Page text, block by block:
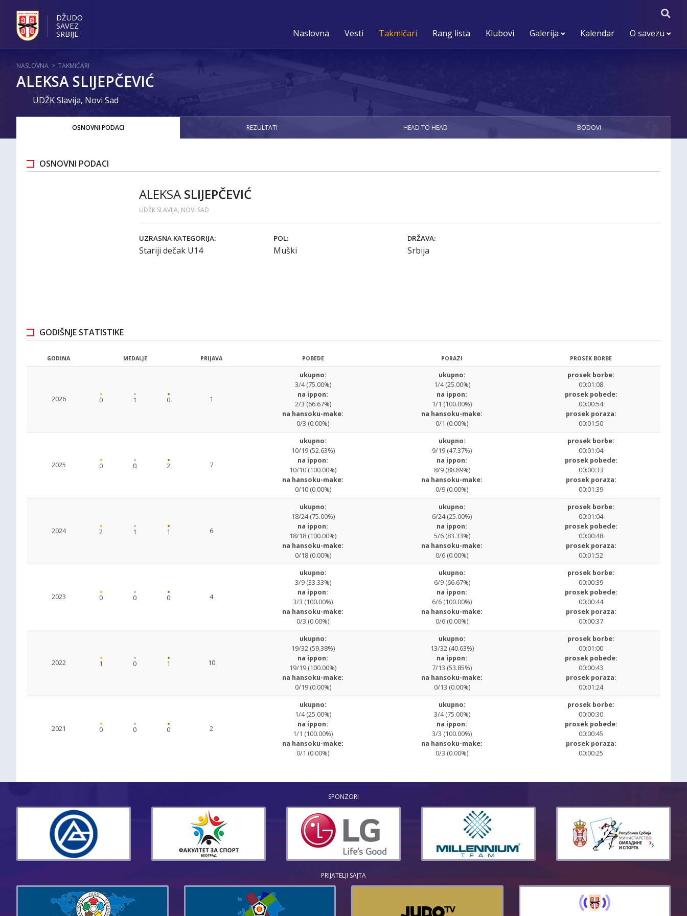
DŽUDO
SAVEZ
SRBIJE
Naslovna Vesti Takmičari Rang lista Klubovi Galerija Kalendar O savezu
NASLOVNA > TAKMIČARI
ALEKSA SLIJEPČEVIĆ
UDŽK Slavija, Novi Sad
OSNOVNI PODACI REZULTATI HEAD TO HEAD BODOVI
OSNOVNI PODACI
ALEKSA SLIJEPČEVIĆ
UDŽK SLAVIJA, NOVI SAD
UZRASNA KATEGORIJA:
Stariji dečak U14
POL:
Muški
DRŽAVA:
Srbija
GODIŠNJE STATISTIKE
GODINA MEDALJE PRIJAVA POBEDE PORAZI PROSEK BORBE
2026 0 1 0 1
ukupno:
3/4 (75.00%)
na ippon:
2/3 (66.67%)
na hansoku-make:
0/3 (0.00%)
ukupno:
1/4 (25.00%)
na ippon:
1/1 (100.00%)
na hansoku-make:
0/1 (0.00%)
prosek borbe:
00:01:08
prosek pobede:
00:00:54
prosek poraza:
00:01:50
2025 0 0 2 7
ukupno:
10/19 (52.63%)
na ippon:
10/10 (100.00%)
na hansoku-make:
0/10 (0.00%)
ukupno:
9/19 (47.37%)
na ippon:
8/9 (88.89%)
na hansoku-make:
0/9 (0.00%)
prosek borbe:
00:01:04
prosek pobede:
00:00:33
prosek poraza:
00:01:39
2024 2 1 1 6
ukupno:
18/24 (75.00%)
na ippon:
18/18 (100.00%)
na hansoku-make:
0/18 (0.00%)
ukupno:
6/24 (25.00%)
na ippon:
5/6 (83.33%)
na hansoku-make:
0/6 (0.00%)
prosek borbe:
00:01:04
prosek pobede:
00:00:48
prosek poraza:
00:01:52
2023 0 0 0 4
ukupno:
3/9 (33.33%)
na ippon:
3/3 (100.00%)
na hansoku-make:
0/3 (0.00%)
ukupno:
6/9 (66.67%)
na ippon:
6/6 (100.00%)
na hansoku-make:
0/6 (0.00%)
prosek borbe:
00:00:39
prosek pobede:
00:00:44
prosek poraza:
00:00:37
2022 1 0 1 10
ukupno:
19/32 (59.38%)
na ippon:
19/19 (100.00%)
na hansoku-make:
0/19 (0.00%)
ukupno:
13/32 (40.63%)
na ippon:
7/13 (53.85%)
na hansoku-make:
0/13 (0.00%)
prosek borbe:
00:01:00
prosek pobede:
00:00:43
prosek poraza:
00:01:24
2021 0 0 0 2
ukupno:
1/4 (25.00%)
na ippon:
1/1 (100.00%)
na hansoku-make:
0/1 (0.00%)
ukupno:
3/4 (75.00%)
na ippon:
3/3 (100.00%)
na hansoku-make:
0/3 (0.00%)
prosek borbe:
00:00:30
prosek pobede:
00:00:45
prosek poraza:
00:00:25
SPONZORI
PRIJATELJI SAJTA